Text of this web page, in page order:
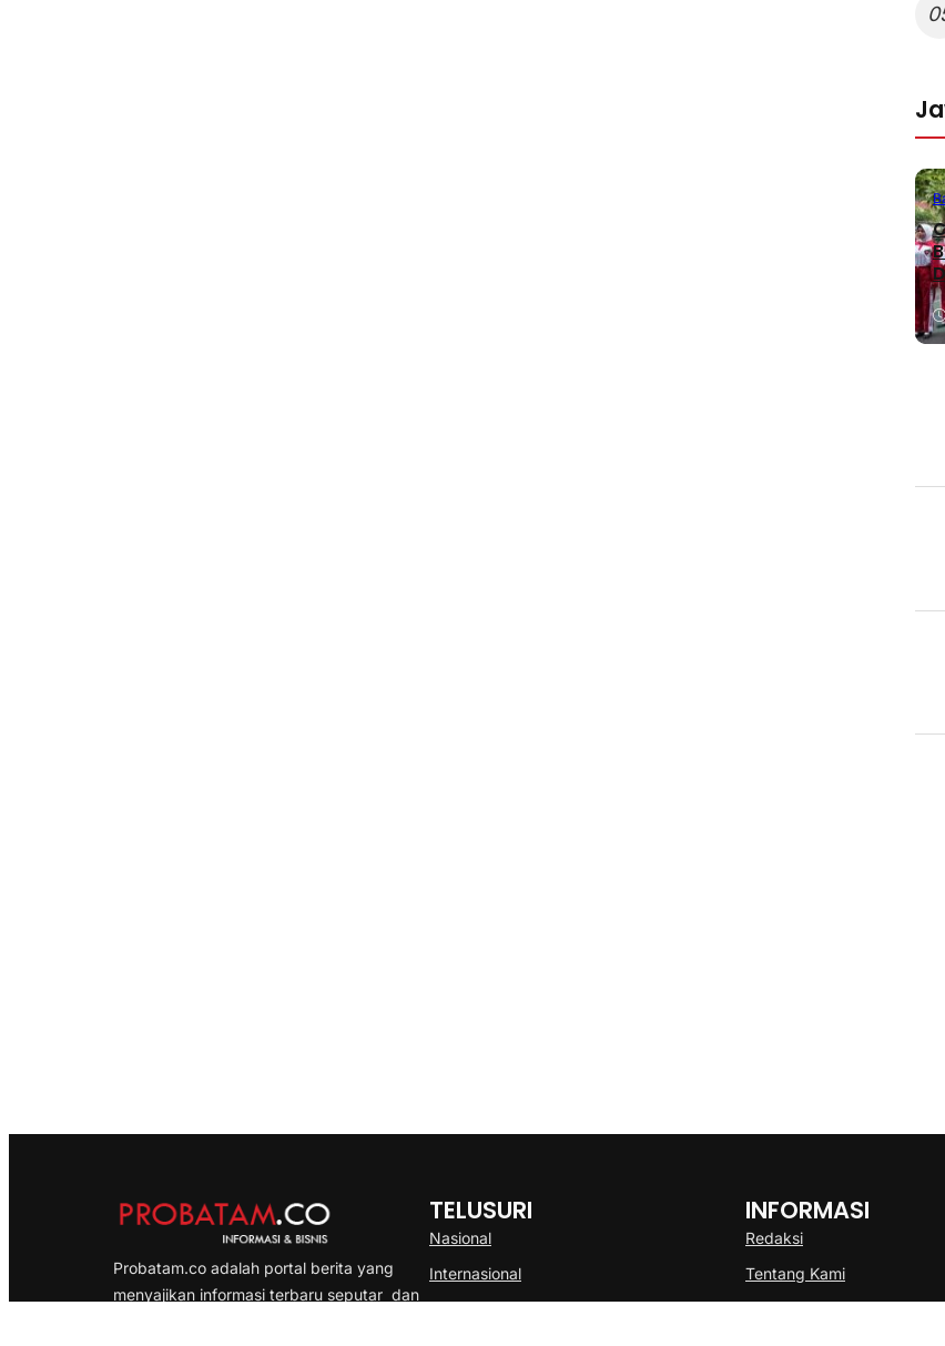
Probatam.co adalah portal berita yang
menyajikan informasi terbaru seputar dan
TELUSURI
Nasional
Internasional
INFORMASI
Redaksi
Tentang Kami